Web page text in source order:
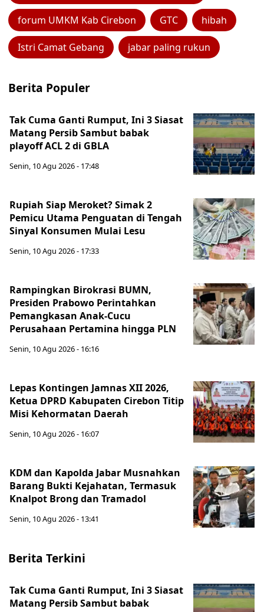
forum UMKM Kab Cirebon GTC hibah
Istri Camat Gebang jabar paling rukun
Berita Populer
Tak Cuma Ganti Rumput, Ini 3 Siasat
Matang Persib Sambut babak
playoff ACL 2 di GBLA
Senin, 10 Agu 2026 - 17:48
Rupiah Siap Meroket? Simak 2
Pemicu Utama Penguatan di Tengah
Sinyal Konsumen Mulai Lesu
Senin, 10 Agu 2026 - 17:33
Rampingkan Birokrasi BUMN,
Presiden Prabowo Perintahkan
Pemangkasan Anak-Cucu
Perusahaan Pertamina hingga PLN
Senin, 10 Agu 2026 - 16:16
Lepas Kontingen Jamnas XII 2026,
Ketua DPRD Kabupaten Cirebon Titip
Misi Kehormatan Daerah
Senin, 10 Agu 2026 - 16:07
KDM dan Kapolda Jabar Musnahkan
Barang Bukti Kejahatan, Termasuk
Knalpot Brong dan Tramadol
Senin, 10 Agu 2026 - 13:41
Berita Terkini
Tak Cuma Ganti Rumput, Ini 3 Siasat
Matang Persib Sambut babak